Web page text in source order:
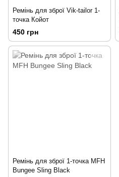
Ремінь для зброї Vik-tailor 1-
точка Койот
450 грн
Ремінь для зброї 1-точка MFH
Bungee Sling Black